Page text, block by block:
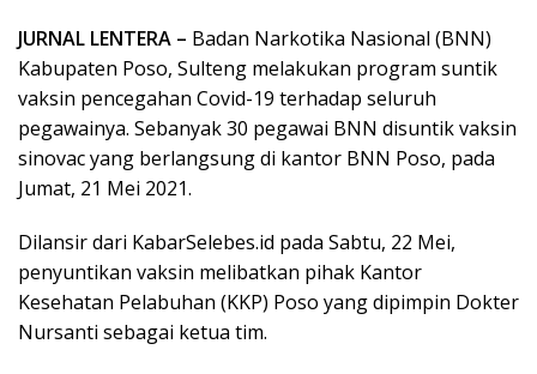
JURNAL LENTERA – Badan Narkotika Nasional (BNN)
Kabupaten Poso, Sulteng melakukan program suntik
vaksin pencegahan Covid-19 terhadap seluruh
pegawainya. Sebanyak 30 pegawai BNN disuntik vaksin
sinovac yang berlangsung di kantor BNN Poso, pada
Jumat, 21 Mei 2021.
Dilansir dari KabarSelebes.id pada Sabtu, 22 Mei,
penyuntikan vaksin melibatkan pihak Kantor
Kesehatan Pelabuhan (KKP) Poso yang dipimpin Dokter
Nursanti sebagai ketua tim.